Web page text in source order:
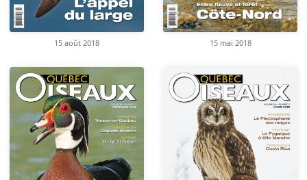
15 août 2018 15 mai 2018